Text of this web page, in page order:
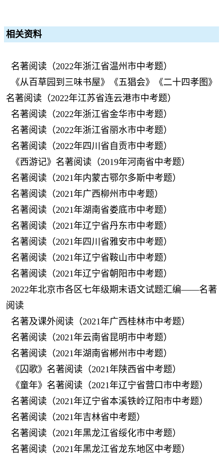
相关资料
名著阅读（2022年浙江省温州市中考题）
《从百草园到三味书屋》《五猖会》《二十四孝图》
名著阅读（2022年江苏省连云港市中考题）
名著阅读（2022年浙江省金华市中考题）
名著阅读（2022年浙江省丽水市中考题）
名著阅读（2022年四川省自贡市中考题）
《西游记》名著阅读（2019年河南省中考题）
名著阅读（2021年内蒙古鄂尔多斯中考题）
名著阅读（2021年广西柳州市中考题）
名著阅读（2021年湖南省娄底市中考题）
名著阅读（2021年辽宁省丹东市中考题）
名著阅读（2021年四川省雅安市中考题）
名著阅读（2021年辽宁省鞍山市中考题）
名著阅读（2021年辽宁省朝阳市中考题）
2022年北京市各区七年级期末语文试题汇编——名著
阅读
名著及课外阅读（2021年广西桂林市中考题）
名著阅读（2021年云南省昆明市中考题）
名著阅读（2021年湖南省郴州市中考题）
《囚歌》名著阅读（2021年陕西省中考题）
《童年》名著阅读（2021年辽宁省营口市中考题）
名著阅读（2021年辽宁省本溪铁岭辽阳市中考题）
名著阅读（2021年吉林省中考题）
名著阅读（2021年黑龙江省绥化市中考题）
名著阅读（2021年黑龙江省龙东地区中考题）